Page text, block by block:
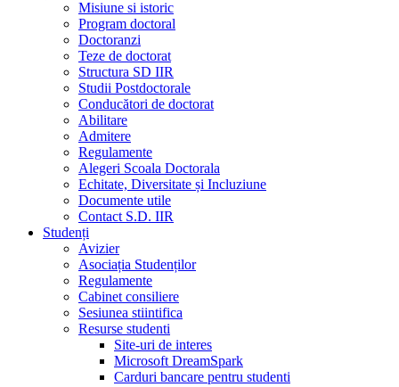
Misiune si istoric
Program doctoral
Doctoranzi
Teze de doctorat
Structura SD IIR
Studii Postdoctorale
Conducători de doctorat
Abilitare
Admitere
Regulamente
Alegeri Scoala Doctorala
Echitate, Diversitate și Incluziune
Documente utile
Contact S.D. IIR
Studenți
Avizier
Asociația Studenților
Regulamente
Cabinet consiliere
Sesiunea stiintifica
Resurse studenti
Site-uri de interes
Microsoft DreamSpark
Carduri bancare pentru studenti